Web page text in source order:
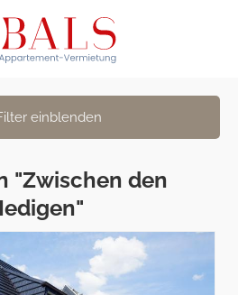
einblenden
"Zwischen den